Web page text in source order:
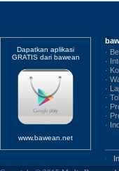
Dapatkan aplikasi
GRATIS dari bawean
www.bawean.net
·
·
·
·
·
·
·
·
·
·